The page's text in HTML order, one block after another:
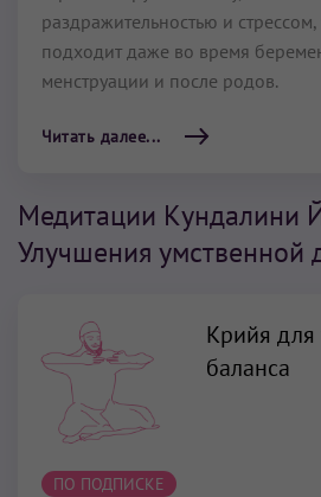
раздражительностью и стрессом,
подходит даже во время
менструации и после родов.
Читать далее...
Медитации Кундалини
Улучшения умственной
Крийя для
баланса
ПО ПОДПИСКЕ